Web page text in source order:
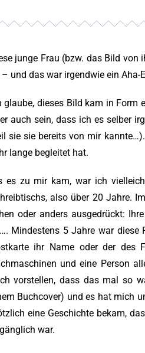
junge Frau (bzw. das Bild von
und das war irgendwie ein
glaube, dieses Bild kam in Form
auch sein, dass ich es selber
sie sie bereits von mir
lange begleitet hat.
es zu mir kam, war ich
also über 20 Jahre.
oder anders ausgedrückt:
Mindestens 5 Jahre war diese
ihr Name oder der des
und eine Person
vorstellen, dass das mal so
Buchcover) und es hat mich
eine Geschichte bekam,
war.